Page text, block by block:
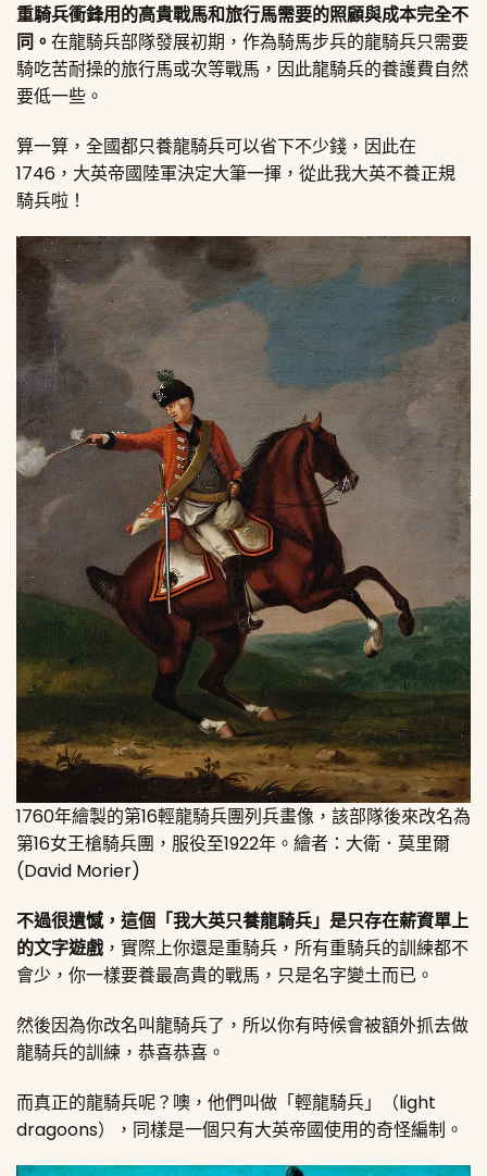
重騎兵衝鋒用的高貴戰馬和旅行馬需要的照顧與成本完全不
同。 在龍騎兵部隊發展初期，作為騎馬步兵的龍騎兵只需要
騎吃苦耐操的旅行馬或次等戰馬，因此龍騎兵的養護費自然
要低一些。
算一算，全國都只養龍騎兵可以省下不少錢，因此在
1746，大英帝國陸軍決定大筆一揮，從此我大英不養正規
騎兵啦！
1760年繪製的第16輕龍騎兵團列兵畫像，該部隊後來改名為
第16女王槍騎兵團，服役至1922年。繪者：大衛．莫里爾
(David Morier)
不過很遺憾，這個「我大英只養龍騎兵」是只存在薪資單上
的文字遊戲 ，實際上你還是重騎兵，所有重騎兵的訓練都不
會少，你一樣要養最高貴的戰馬，只是名字變土而已。
然後因為你改名叫龍騎兵了，所以你有時候會被額外抓去做
龍騎兵的訓練，恭喜恭喜。
而真正的龍騎兵呢？噢，他們叫做「輕龍騎兵」（light
dragoons），同樣是一個只有大英帝國使用的奇怪編制。